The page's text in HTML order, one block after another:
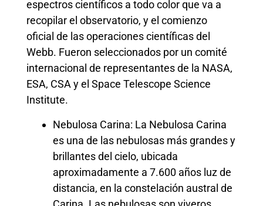
espectros científicos a todo color que va a
recopilar el observatorio, y el comienzo
oficial de las operaciones científicas del
Webb. Fueron seleccionados por un comité
internacional de representantes de la NASA,
ESA, CSA y el Space Telescope Science
Institute.
Nebulosa Carina: La Nebulosa Carina
es una de las nebulosas más grandes y
brillantes del cielo, ubicada
aproximadamente a 7.600 años luz de
distancia, en la constelación austral de